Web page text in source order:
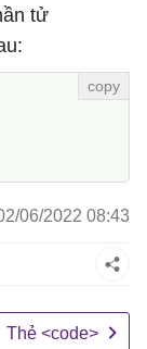
tử
06/2022 08:43
Thẻ <code>